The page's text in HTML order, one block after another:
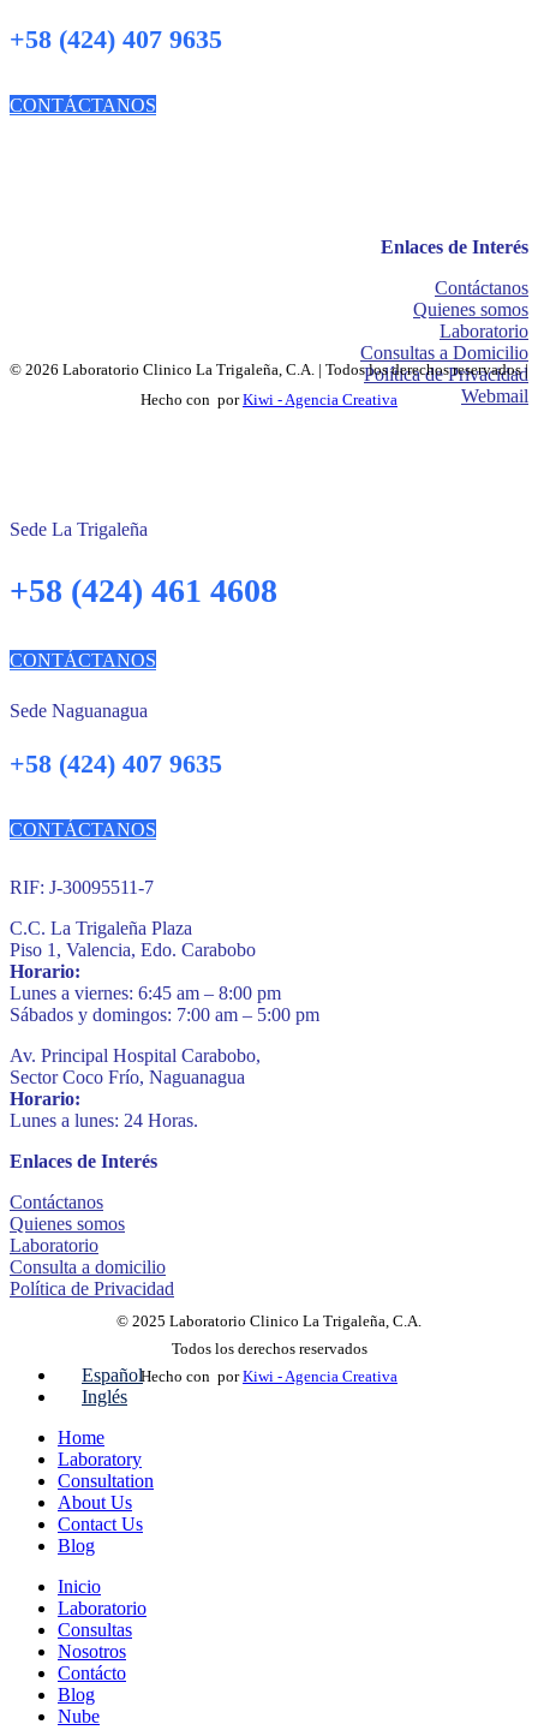
+58 (424) 407 9635
CONTÁCTANOS
Enlaces de Interés
Contáctanos
Quienes somos
Laboratorio
Consultas a Domicilio
Política de Privacidad
Webmail
© 2026 Laboratorio Clinico La Trigaleña, C.A. | Todos los derechos reservados |
Hecho con porKiwi - Agencia Creativa
Sede La Trigaleña
+58 (424) 461 4608
CONTÁCTANOS
Sede Naguanagua
+58 (424) 407 9635
CONTÁCTANOS
RIF: J-30095511-7
C.C. La Trigaleña Plaza
Piso 1, Valencia, Edo. Carabobo
Horario:
Lunes a viernes: 6:45 am – 8:00 pm
Sábados y domingos: 7:00 am – 5:00 pm
Av. Principal Hospital Carabobo,
Sector Coco Frío, Naguanagua
Horario:
Lunes a lunes: 24 Horas.
Enlaces de Interés
Contáctanos
Quienes somos
Laboratorio
Consulta a domicilio
Política de Privacidad
© 2025 Laboratorio Clinico La Trigaleña, C.A.
Todos los derechos reservados
Hecho con porKiwi - Agencia Creativa
Español
Inglés
Home
Laboratory
Consultation
About Us
Contact Us
Blog
Inicio
Laboratorio
Consultas
Nosotros
Contácto
Blog
Nube